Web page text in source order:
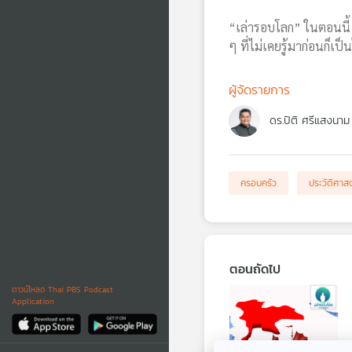
ดาวน์โหลด Thai PBS Podcast
Application
“เล่ารอบโลก” ในตอน
ๆ ที่ไม่เคยรู้มาก่อนก็เป็
ผู้จัดรายการ
ดร.ปิติ ศรีแสงนาม
ครอบครัว ประวัติศาส
ตอนถัดไป